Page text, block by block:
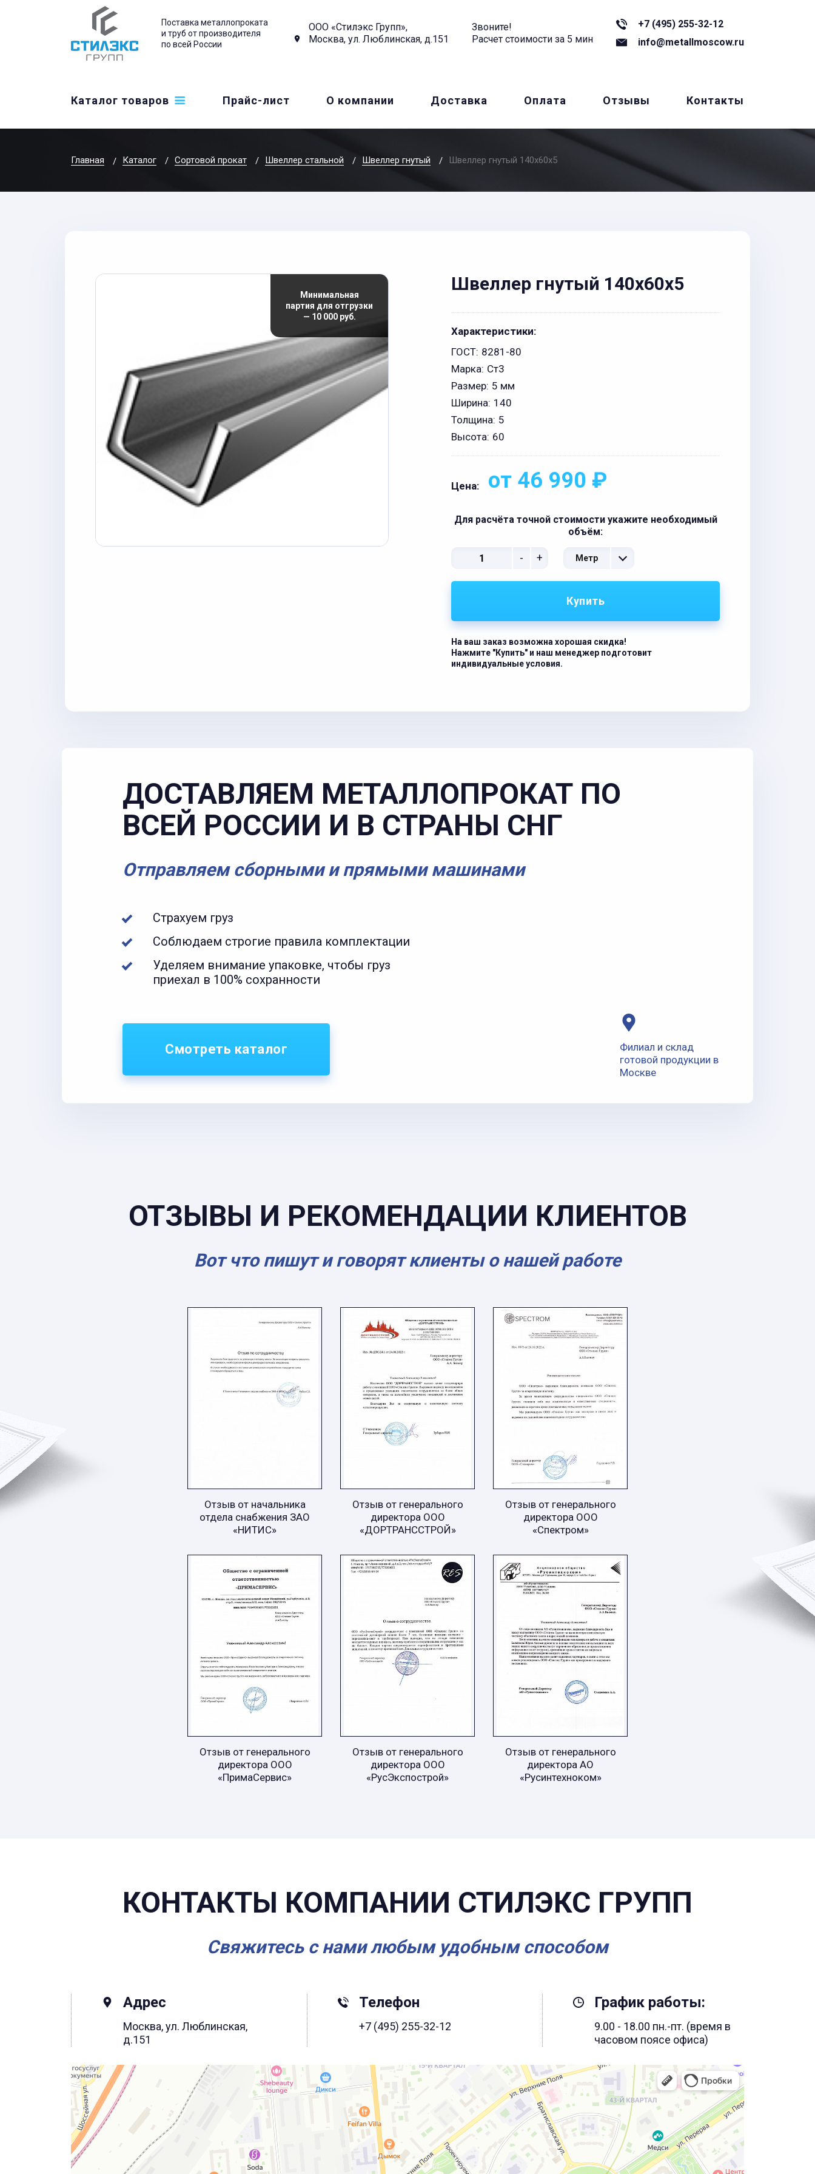
Поставка металлопроката
и труб от производителя
по всей России
ООО «Стилэкс Групп»,
Москва, ул. Люблинская, д.151
Звоните!
Расчет стоимости за 5 мин
+7 (495) 255-32-12
info@metallmoscow.ru
Каталог товаров Прайс-лист О компании Доставка Оплата Отзывы Контакты
Главная Каталог Сортовой прокат Швеллер стальной Швеллер гнутый Швеллер гнутый 140x60x5
Минимальная
партия для отгрузки
— 10 000 руб.
Швеллер гнутый 140x60x5
Характеристики:
ГОСТ: 8281-80
Марка: Ст3
Размер: 5 мм
Ширина: 140
Толщина: 5
Высота: 60
Цена: от 46 990 ₽
Для расчёта точной стоимости укажите необходимый
объём:
- + Метр
Купить
На ваш заказ возможна хорошая скидка!
Нажмите "Купить" и наш менеджер подготовит
индивидуальные условия.
Филиал и склад
готовой продукции в
Москве
ДОСТАВЛЯЕМ МЕТАЛЛОПРОКАТ ПО
ВСЕЙ РОССИИ И В СТРАНЫ СНГ
Отправляем сборными и прямыми машинами
Страхуем груз
Соблюдаем строгие правила комплектации
Уделяем внимание упаковке, чтобы груз
приехал в 100% сохранности
Смотреть каталог
ОТЗЫВЫ И РЕКОМЕНДАЦИИ КЛИЕНТОВ
Вот что пишут и говорят клиенты о нашей работе
Отзыв от начальника
отдела снабжения ЗАО
«НИТИС»
Отзыв от генерального
директора ООО
«ДОРТРАНССТРОЙ»
Отзыв от генерального
директора ООО
«Спектром»
Отзыв от генерального
директора ООО
«ПримаСервис»
Отзыв от генерального
директора ООО
«РусЭкспострой»
Отзыв от генерального
директора АО
«Русинтехноком»
КОНТАКТЫ КОМПАНИИ СТИЛЭКС ГРУПП
Свяжитесь с нами любым удобным способом
Адрес
Москва, ул. Люблинская,
д.151
Телефон
+7 (495) 255-32-12
График работы:
9.00 - 18.00 пн.-пт. (время в
часовом поясе офиса)